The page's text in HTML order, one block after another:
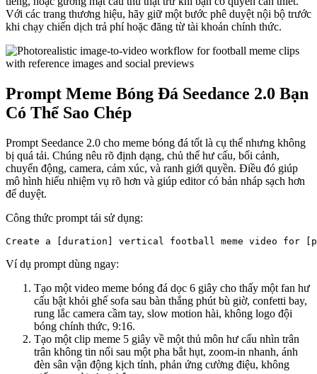
Với các trang thương hiệu, hãy giữ một bước phê duyệt nội bộ trước
khi chạy chiến dịch trả phí hoặc đăng từ tài khoản chính thức.
Prompt Meme Bóng Đá Seedance 2.0 Bạn
Có Thể Sao Chép
Prompt Seedance 2.0 cho meme bóng đá tốt là cụ thể nhưng không
bị quá tải. Chúng nêu rõ định dạng, chủ thể hư cấu, bối cảnh,
chuyển động, camera, cảm xúc, và ranh giới quyền. Điều đó giúp
mô hình hiểu nhiệm vụ rõ hơn và giúp editor có bản nháp sạch hơn
để duyệt.
Công thức prompt tái sử dụng:
Ví dụ prompt dùng ngay:
Tạo một video meme bóng đá dọc 6 giây cho thấy một fan hư
cấu bật khỏi ghế sofa sau bàn thắng phút bù giờ, confetti bay,
rung lắc camera cầm tay, slow motion hài, không logo đội
bóng chính thức, 9:16.
Tạo một clip meme 5 giây về một thủ môn hư cấu nhìn trân
trân không tin nổi sau một pha bắt hụt, zoom-in nhanh, ánh
đèn sân vận động kịch tính, phản ứng cường điệu, không